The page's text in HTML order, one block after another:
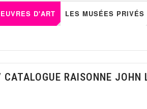
D'ART LES MUSÉES PRIVÉS
RAISONNE JOHN